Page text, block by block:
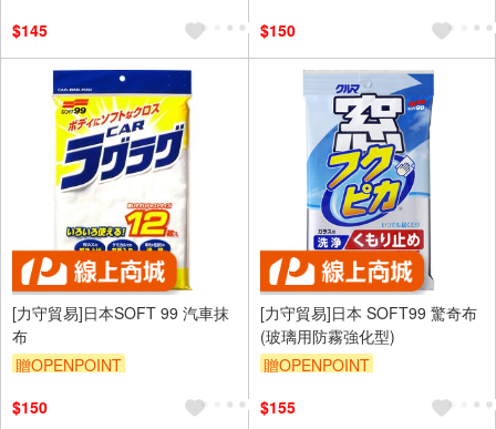
$145 $150
[力守貿易]日本SOFT 99 汽車抹
布
贈OPENPOINT
$150
[力守貿易]日本 SOFT99 驚奇布
(玻璃用防霧強化型)
贈OPENPOINT
$155